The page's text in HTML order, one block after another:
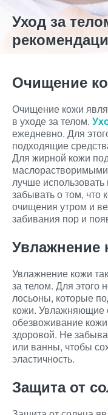
Уход за
Очищение
Очищение кожи
в уходе за телом.
ежедневно. Для
подходящие
Для жирной кожи
лучше
забывать о том, что
очищения утром и
забивания пор и
Увлажнение
Увлажнение кожи
за телом. Для этого
лосьоны, которые
кожи. Увлажняющие
обезвоживание
здоровой. Не
или ванны, чтобы
эластичность.
Защита от